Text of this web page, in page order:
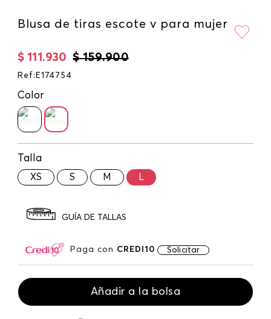
Blusa de tiras escote v para mujer
$ 159.900
$ 111 .930
Ref : E174754
Color
Talla
XS S M L
GUÍA DE TALLAS
Paga con CREDI10 Solicitar
Añadir a la bolsa